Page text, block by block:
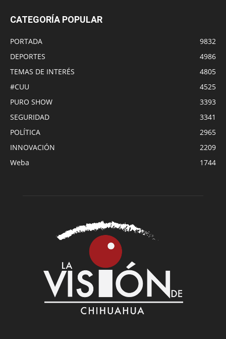
CATEGORÍA POPULAR
PORTADA
9832
DEPORTES
4986
TEMAS DE INTERÉS
4805
#CUU
4525
PURO SHOW
3393
SEGURIDAD
3341
POLÍTICA
2965
INNOVACIÓN
2209
Weba
1744